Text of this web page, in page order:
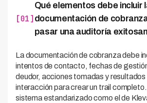
[01]
Qué elementos debe incluir
documentación de
pasar una auditoría
La documentación de cobranza debe
intentos de contacto, fechas de
deudor, acciones tomadas y
interacción para crear un trail
sistema estandarizado como el de